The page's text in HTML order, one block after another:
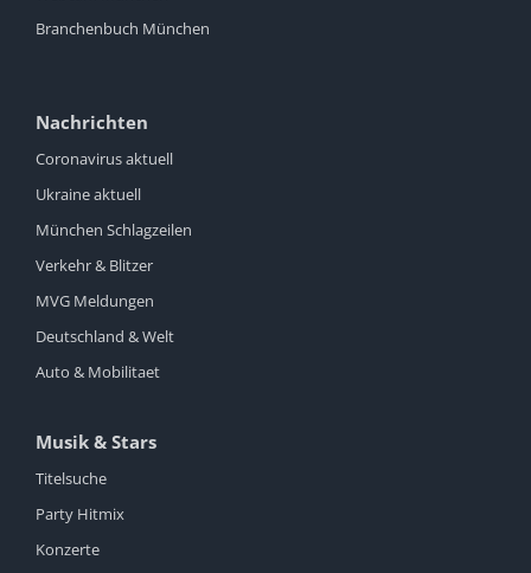
Branchenbuch München
Nachrichten
Coronavirus aktuell
Ukraine aktuell
München Schlagzeilen
Verkehr & Blitzer
MVG Meldungen
Deutschland & Welt
Auto & Mobilitaet
Musik & Stars
Titelsuche
Party Hitmix
Konzerte